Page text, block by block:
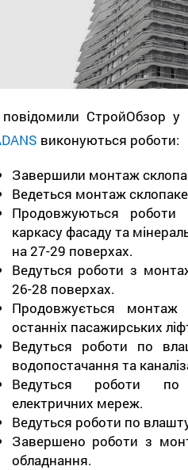
СтройОбзор у
виконуються роботи:
Завершили монтаж
Ведеться монтаж
Продовжуються роботи
каркасу фасаду та
на 27-29 поверхах.
Ведуться роботи з
26-28 поверхах.
Продовжується монтаж
останніх пасажирських
Ведуться роботи по
водопостачання та
Ведуться роботи по
електричних мереж.
Ведуться роботи по
Завершено роботи з
обладнання.